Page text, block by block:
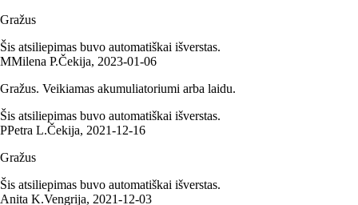
Gražus
Šis atsiliepimas buvo automatiškai išverstas.
MMilena P.Čekija, 2023‑01‑06
Gražus. Veikiamas akumuliatoriumi arba laidu.
Šis atsiliepimas buvo automatiškai išverstas.
PPetra L.Čekija, 2021‑12‑16
Gražus
Šis atsiliepimas buvo automatiškai išverstas.
Anita K.Vengrija, 2021‑12‑03